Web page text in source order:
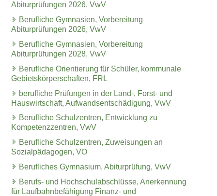
Abiturprüfungen 2026, VwV
Berufliche Gymnasien, Vorbereitung
Abiturprüfungen 2026, VwV
Berufliche Gymnasien, Vorbereitung
Abiturprüfungen 2028, VwV
Berufliche Orientierung für Schüler, kommunale
Gebietskörperschaften, FRL
berufliche Prüfungen in der Land-, Forst- und
Hauswirtschaft, Aufwandsentschädigung, VwV
Berufliche Schulzentren, Entwicklung zu
Kompetenzzentren, VwV
Berufliche Schulzentren, Zuweisungen an
Sozialpädagogen, VO
Berufliches Gymnasium, Abiturprüfung, VwV
Berufs- und Hochschulabschlüsse, Anerkennung
für Laufbahnbefähigung Finanz- und